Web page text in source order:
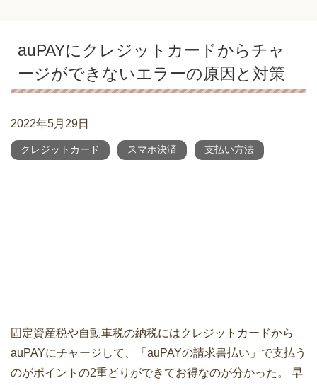
auPAYにクレジットカードからチャ
ージができないエラーの原因と対策
2022年5月29日
クレジットカード スマホ決済 支払い方法
固定資産税や自動車税の納税にはクレジットカードから
auPAYにチャージして、「auPAYの請求書払い」で支払う
のがポイントの2重どりができてお得なのが分かった。 早